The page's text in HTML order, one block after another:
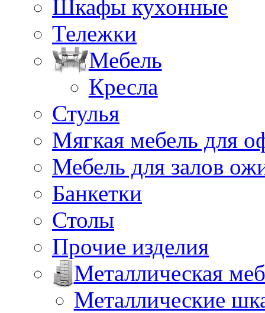
Шкафы кухонные
Тележки
Мебель
Кресла
Стулья
Мягкая мебель для
Мебель для залов
Банкетки
Столы
Прочие изделия
Металлическая
Металлические